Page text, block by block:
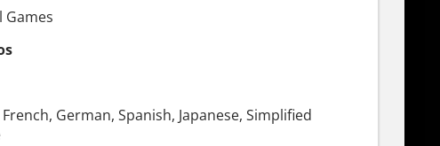
Games
German, Spanish, Japanese, Simplified